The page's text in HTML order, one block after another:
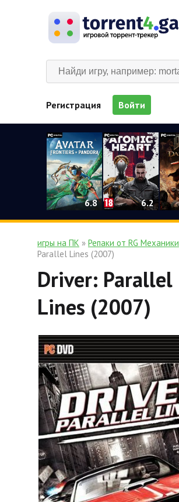
Регистрация Войти
6.8 6.2
игры на ПК » Репаки от RG Механики
Parallel Lines (2007)
Driver: Parallel
Lines (2007)